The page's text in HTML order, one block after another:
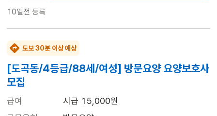
10일전 등록
도보 30분 이상 예상
[도곡동/4등급/88세/여성] 방문요양 요양보호사
모집
급여
시급 15,000원